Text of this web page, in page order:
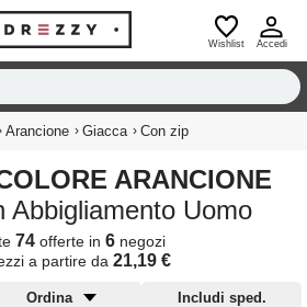
Wishlist Accedi
Arancione › Giacca › Con zip
Abbigliamento Uomo
74offerte in 6negozi
a partire da 21,19 €
Ordina
Includi sped.